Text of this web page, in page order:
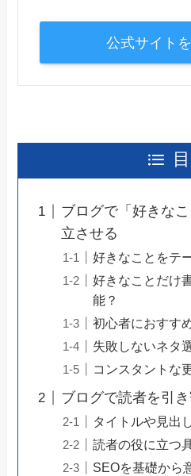
公式サイト
ブログで「好きな
立させる
好きなことをテ
好きなことだけ
能？
初心者におすす
失敗しないネタ
コンスタントな
ブログで読者を引
タイトルや見出
読者の役に立つ
SEOを基礎から